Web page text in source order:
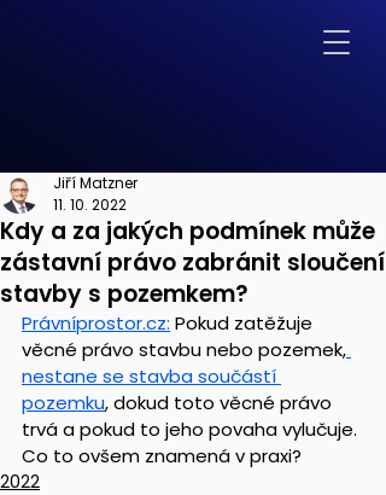
Kdy a za jakých podmínek může
zástavní právo zabránit sloučení
stavby s pozemkem?
Jiří Matzner
11. 10. 2022
Právníprostor.cz: Pokud zatěžuje
věcné právo stavbu nebo pozemek,
nestane se stavba součástí
pozemku, dokud toto věcné právo
trvá a pokud to jeho povaha vylučuje.
Co to ovšem znamená v praxi?
2022